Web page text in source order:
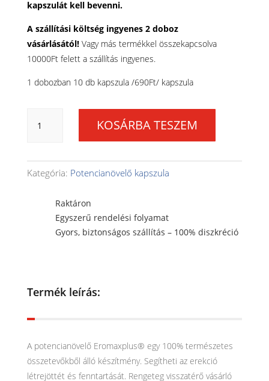
kapszulát kell bevenni.
A szállítási költség ingyenes 2 doboz
vásárlásától!Vagy más termékkel összekapcsolva
10000Ft felett a szállítás ingyenes.
1 dobozban 10 db kapszula /690Ft/ kapszula
doboz
potencianövelő
kapszula
Ingyenes
szállítás
KOSÁRBA TESZEM
Kategória: Potencianövelő kapszula
Raktáron
Egyszerű rendelési folyamat
Gyors, biztonságos szállítás – 100% diszkréció
Termék leírás:
A potencianövelő Eromaxplus® egy 100% természetes
összetevőkből álló készítmény. Segítheti az erekció
létrejöttét és fenntartását. Rengeteg visszatérő vásárló